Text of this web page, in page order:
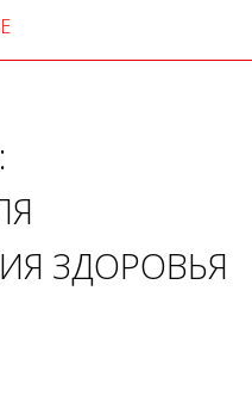
ЗДОРОВЬЯ